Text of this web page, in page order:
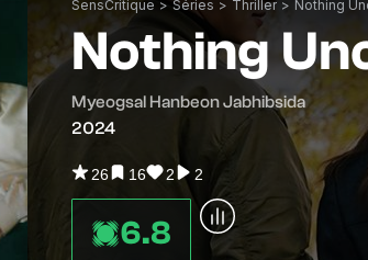
SensCritique > Séries > Thriller > Nothing
Nothing
Myeogsal Hanbeon Jabhibsida
2024
26 16 2 2
6.8